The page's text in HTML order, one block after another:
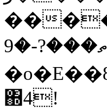
��
ތ���?-�9x3����/
΍4!